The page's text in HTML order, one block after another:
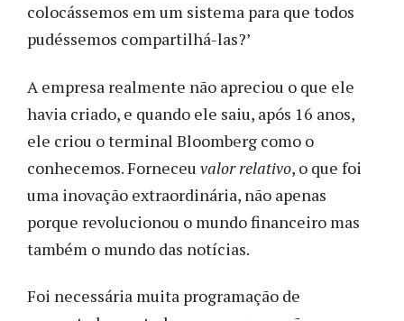
colocássemos em um sistema para que todos
pudéssemos compartilhá-las?’
A empresa realmente não apreciou o que ele
havia criado, e quando ele saiu, após 16 anos,
ele criou o terminal Bloomberg como o
conhecemos. Forneceu valor relativo, o que foi
uma inovação extraordinária, não apenas
porque revolucionou o mundo financeiro mas
também o mundo das notícias.
Foi necessária muita programação de